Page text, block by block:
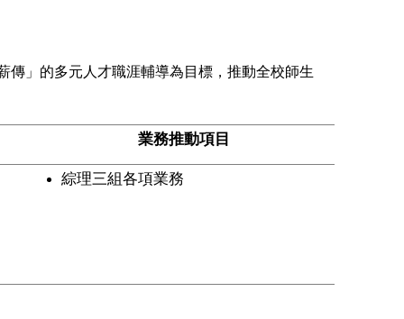
傳」的多元人才職涯輔導為目標，推動全校師生
業務推動項目
綜理三組各項業務